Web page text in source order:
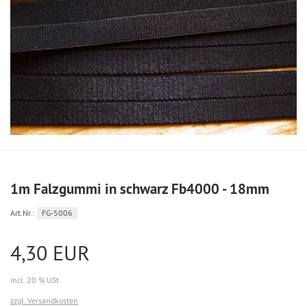
1m Falzgummi in schwarz Fb4000 - 18mm
Art.Nr.: FG-5006
4,30 EUR
incl. 20 % USt
zzgl. Versandkosten